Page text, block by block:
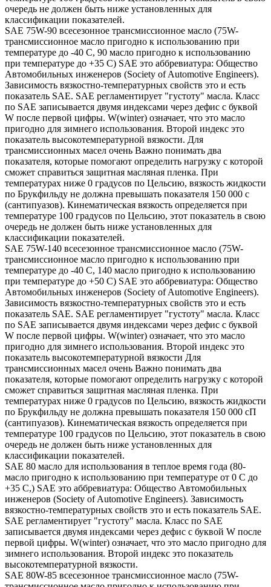
очередь не должен быть ниже установленных для
классификации показателей.
SAE 75W-90 всесезонное трансмиссионное масло (75W-
трансмиссионное масло пригодно к использованию при
температуре до -40 С, 90 масло пригодно к использованию
при температуре до +35 С) SAE это аббревиатура: Общество
Автомобильных инженеров (Society of Automotive Engineers).
Зависимость вязкостно-температурных свойств это и есть
показатель SAE. SAE регламентирует "густоту" масла. Класс
по SAE записывается двумя индексами через дефис с буквой
W после первой цифры. W(winter) означает, что это масло
пригодно для зимнего использования. Второй индекс это
показатель высокотемпературной вязкости. Для
трансмиссионных масел очень Важно понимать два
показателя, которые помогают определить нагрузку с которой
сможет справиться защитная масляная пленка. При
температурах ниже 0 градусов по Цельсию, вязкость жидкости
по Брукфильду не должна превышать показателя 150 000 с
(сантипуазов). Кинематическая вязкость определяется при
температуре 100 градусов по Цельсию, этот показатель в свою
очередь не должен быть ниже установленных для
классификации показателей.
SAE 75W-140 всесезонное трансмиссионное масло (75W-
трансмиссионное масло пригодно к использованию при
температуре до -40 С, 140 масло пригодно к использованию
при температуре до +50 С) SAE это аббревиатура: Общество
Автомобильных инженеров (Society of Automotive Engineers).
Зависимость вязкостно-температурных свойств это и есть
показатель SAE. SAE регламентирует "густоту" масла. Класс
по SAE записывается двумя индексами через дефис с буквой
W после первой цифры. W(winter) означает, что это масло
пригодно для зимнего использования. Второй индекс это
показатель высокотемпературной вязкости Для
трансмиссионных масел очень Важно понимать два
показателя, которые помогают определить нагрузку с которой
сможет справиться защитная масляная пленка. При
температурах ниже 0 градусов по Цельсию, вязкость жидкости
по Брукфильду не должна превышать показателя 150 000 сП
(сантипуазов). Кинематическая вязкость определяется при
температуре 100 градусов по Цельсию, этот показатель в свою
очередь не должен быть ниже установленных для
классификации показателей.
SAE 80 масло для использования в теплое время года (80-
масло пригодно к использованию при температуре от 0 С до
+35 С,) SAE это аббревиатура: Общество Автомобильных
инженеров (Society of Automotive Engineers). Зависимость
вязкостно-температурных свойств это и есть показатель SAE.
SAE регламентирует "густоту" масла. Класс по SAE
записывается двумя индексами через дефис с буквой W после
первой цифры. W(winter) означает, что это масло пригодно для
зимнего использования. Второй индекс это показатель
высокотемпературной вязкости.
SAE 80W-85 всесезонное трансмиссионное масло (75W-